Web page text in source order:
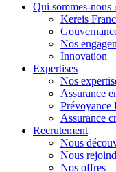
Qui sommes-nous
Kereis
Nos
Innovation
Expertises
Nos
Assurance
Prévoyance
Assurance
Recrutement
Nous
Nous
Nos offres